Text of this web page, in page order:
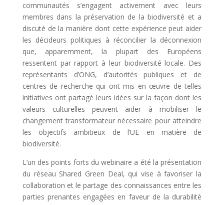
communautés s’engagent activement avec leurs
membres dans la préservation de la biodiversité et a
discuté de la manière dont cette expérience peut aider
les décideurs politiques à réconcilier la déconnexion
que, apparemment, la plupart des Européens
ressentent par rapport à leur biodiversité locale. Des
représentants d’ONG, d’autorités publiques et de
centres de recherche qui ont mis en œuvre de telles
initiatives ont partagé leurs idées sur la façon dont les
valeurs culturelles peuvent aider à mobiliser le
changement transformateur nécessaire pour atteindre
les objectifs ambitieux de l’UE en matière de
biodiversité.
L’un des points forts du webinaire a été la présentation
du réseau Shared Green Deal, qui vise à favoriser la
collaboration et le partage des connaissances entre les
parties prenantes engagées en faveur de la durabilité